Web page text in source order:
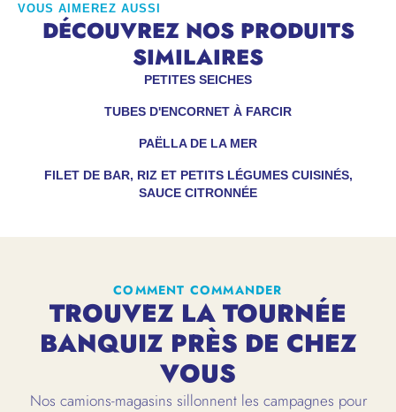
VOUS AIMEREZ AUSSI
DÉCOUVREZ NOS PRODUITS
SIMILAIRES
PETITES SEICHES
TUBES D'ENCORNET À FARCIR
PAËLLA DE LA MER
FILET DE BAR, RIZ ET PETITS LÉGUMES CUISINÉS,
SAUCE CITRONNÉE
COMMENT COMMANDER
TROUVEZ LA TOURNÉE
BANQUIZ PRÈS DE CHEZ
VOUS
Nos camions-magasins sillonnent les campagnes pour